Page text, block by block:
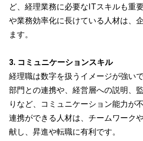
ど、経理業務に必要なITスキルも重
や業務効率化に長けている人材は、
ます。
3. コミュニケーションスキル
経理職は数字を扱うイメージが強い
部門との連携や、経営層への説明、
りなど、コミュニケーション能力が
連携ができる人材は、チームワーク
献し、昇進や転職に有利です。